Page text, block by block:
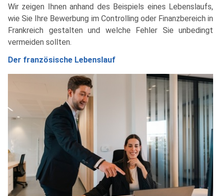
Wir zeigen Ihnen anhand des Beispiels eines Lebenslaufs,
wie Sie Ihre Bewerbung im Controlling oder Finanzbereich in
Frankreich gestalten und welche Fehler Sie unbedingt
vermeiden sollten.
Der französische Lebenslauf